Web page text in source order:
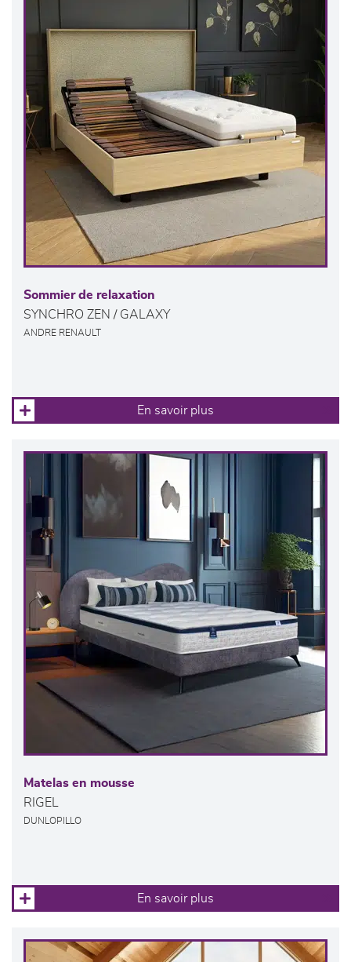
Sommier de relaxation
SYNCHRO ZEN / GALAXY
ANDRE RENAULT
En savoir plus
Matelas en mousse
RIGEL
DUNLOPILLO
En savoir plus